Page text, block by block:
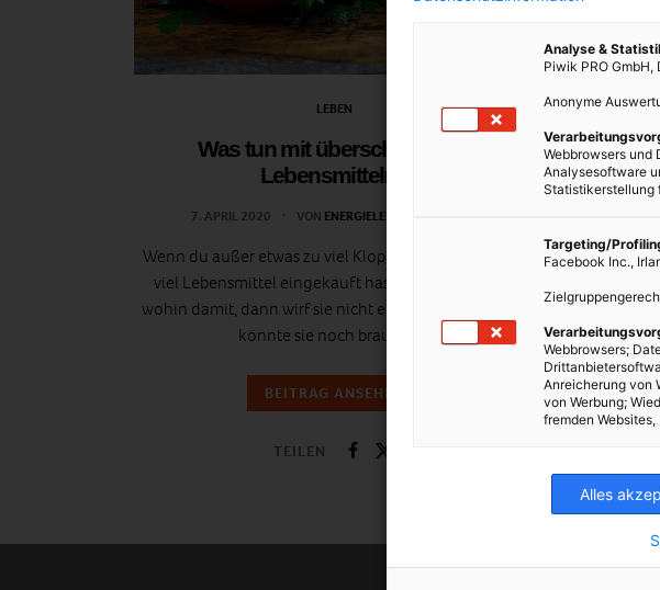
LEBEN
Was tun mit überschüssigen
Lebensmitteln?
7. APRIL 2020 VON ENERGIELEBEN REDAKTION
Wenn du außer etwas zu viel Klopapier auch etwas zu
viel Lebensmittel eingekauft hast und nicht weißt,
wohin damit, dann wirf sie nicht einfach weg. Jemand
könnte sie noch brauchen.
BEITRAG ANSEHEN
TEILEN
Analyse &
Piwik PRO GmbH,
Anonyme
Webbrowsers und
Analysesoftware
Statistikerstellung
Targeting/
Facebook Inc.,
Webbrowsers;
Anreicherung von
von Werbung;
fremden
Alles